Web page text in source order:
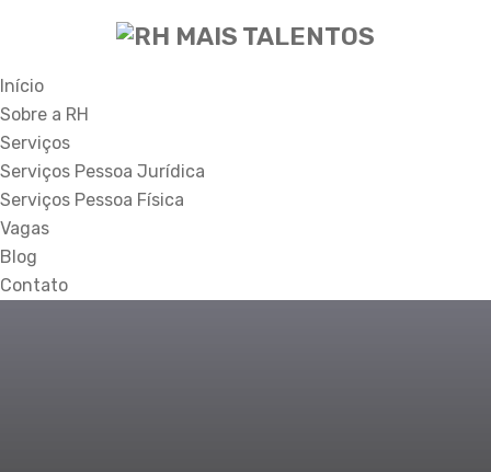
Início
Sobre a RH
Serviços
Serviços Pessoa Jurídica
Serviços Pessoa Física
Vagas
Blog
Contato